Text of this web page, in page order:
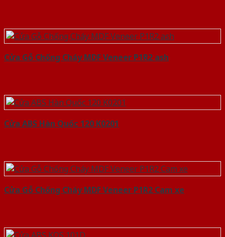
Cửa Gỗ Chống Cháy MDF Veneer P1R2 ash
Cửa ABS Hàn Quốc 120 K0201
Cửa Gỗ Chống Cháy MDF Veneer P1R2 Cam xe